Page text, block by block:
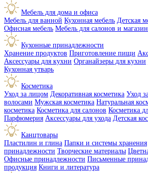
Мебель для дома и офиса
Мебель для ванной Кухонная мебель Детская
Офисная мебель Мебель для салонов и
Кухонные принадлежности
Хранение продуктов Приготовление пищи
Аксессуары для кухни Органайзеры для кухни
Кухонная утварь
Косметика
Уход за лицом Декоративная косметика Уход
волосами Мужская косметика Натуральная
косметика Косметика для салонов Косметика
Парфюмерия Аксессуары для ухода Детская
Канцтовары
Пластилин и глина Папки и системы хранения
принадлежности Творческие материалы
Офисные принадлежности Письменные
продукция Книги и литература